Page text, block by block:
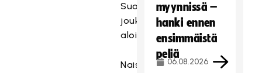
Suomen
joukkueiden
aloituskokoonpanot.
Naisten
myynnissä –
hanki ennen
ensimmäistä
peliä
06.08.2026